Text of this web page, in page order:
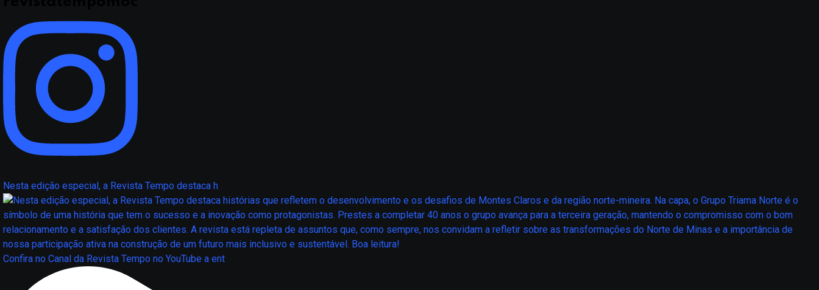
Nesta edição especial, a Revista Tempo destaca h
Confira no Canal da Revista Tempo no YouTube a ent